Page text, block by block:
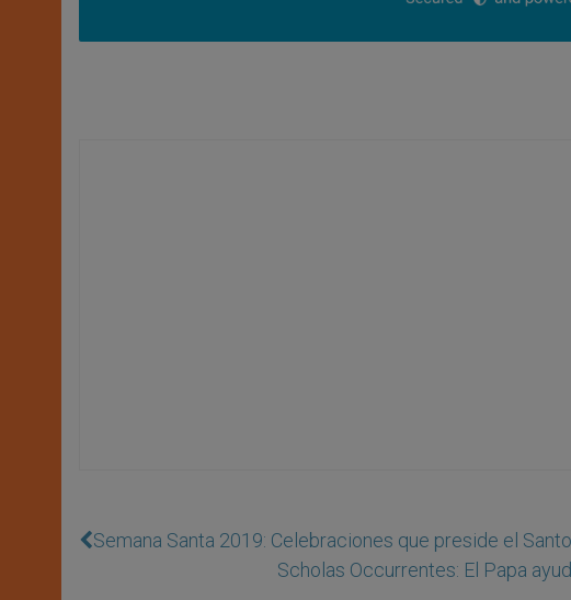
Semana Santa 2019: Celebraciones que preside el
Scholas Occurrentes: El Papa